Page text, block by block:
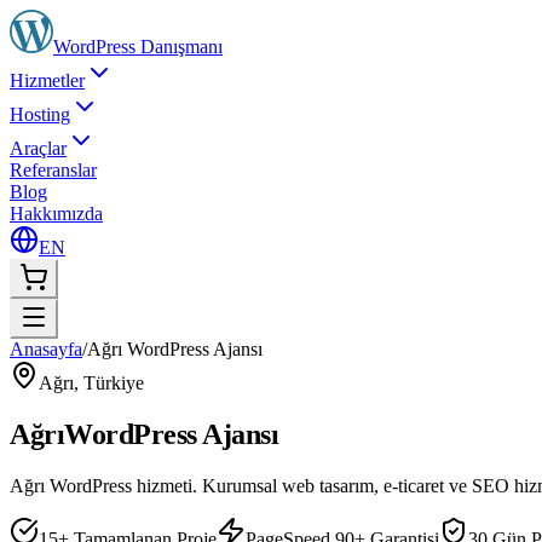
WordPress Danışmanı
Hizmetler
Hosting
Araçlar
Referanslar
Blog
Hakkımızda
EN
Anasayfa/Ağrı WordPress Ajansı
Ağrı, Türkiye
AğrıWordPress Ajansı
Ağrı WordPress hizmeti. Kurumsal web tasarım, e-ticaret ve SEO